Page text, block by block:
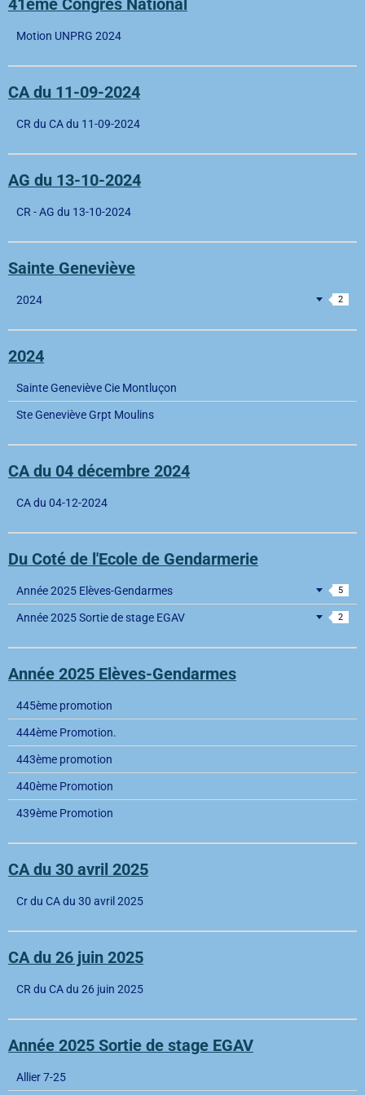
41ème Congrès National
Motion UNPRG 2024
CA du 11-09-2024
CR du CA du 11-09-2024
AG du 13-10-2024
CR - AG du 13-10-2024
Sainte Geneviève
2024 2
2024
Sainte Geneviève Cie Montluçon
Ste Geneviève Grpt Moulins
CA du 04 décembre 2024
CA du 04-12-2024
Du Coté de l'Ecole de Gendarmerie
Année 2025 Elèves-Gendarmes 5
Année 2025 Sortie de stage EGAV 2
Année 2025 Elèves-Gendarmes
445ème promotion
444ème Promotion.
443ème promotion
440ème Promotion
439ème Promotion
CA du 30 avril 2025
Cr du CA du 30 avril 2025
CA du 26 juin 2025
CR du CA du 26 juin 2025
Année 2025 Sortie de stage EGAV
Allier 7-25